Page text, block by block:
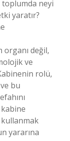
toplumda neyi
yaratır?
organı değil,
ve
rolü,
bu
kabine
yararına